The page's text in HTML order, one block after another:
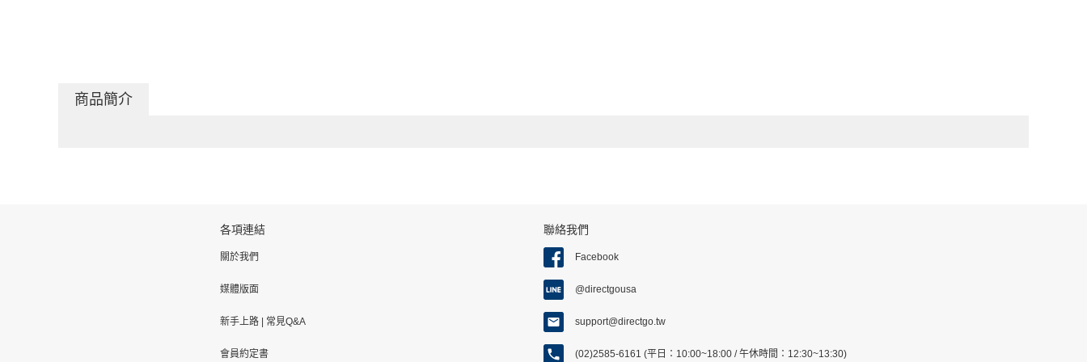
商品簡介
各項連結
關於我們
媒體版面
新手上路 常見Q&A
會員約定書
聯絡我們
Facebook
@directgousa
support@directgo.tw
(02)2585-6161 (平日：10:00~18:00 / 午休時間：12:30~13:30)